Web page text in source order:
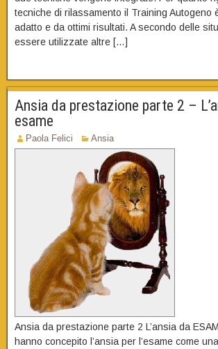
tecniche di rilassamento il Training Autogeno
adatto e da ottimi risultati. A secondo delle
essere utilizzate altre […]
Ansia da prestazione parte 2 –
esame
Paola Felici Ansia
Ansia da prestazione parte 2 L’ansia da
hanno concepito l’ansia per l’esame come